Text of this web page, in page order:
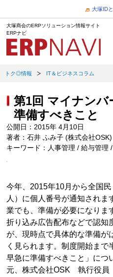
大塚ID
大塚商会のERPソリューション情報サイト
ERPナビ
トク◎情報 IT＆ビジネスコラム
第1回 マイナンバ
準備すべきこと
公開日：2015年 4月10日
著者：石井 ふみ子 (株式会社OSK)
キーワード：人事管理 / 給与管理
今年、2015年10月から全国
人）に個人番号が通知されま
業でも、準備が必要になりま
折り込み広告配布などで認知
が、現時点で具体的な準備が
く見られます。制度開始まで
早急に準備すべきこと」につ
元、株式会社OSK 執行役